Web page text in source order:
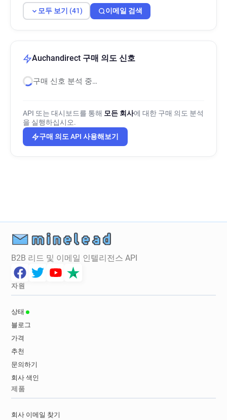
l*********@auchandirect.fr
b******@auchandirect.fr
f***********@auchandirect.fr
i**********@auchandirect.fr
u***********@auchandirect.fr
x********@auchandirect.fr
k************@auchandirect.fr
s********@auchandirect.fr
o*********@auchandirect.fr
s***********@auchandirect.fr
t**********@auchandirect.fr
w************@auchandirect.fr
i*******@auchandirect.fr
x********@auchandirect.fr
f*********@auchandirect.fr
모두 보기 (41) 이메일 검색
Auchandirect 구매 의도 신호
구매 신호 분석 중…
API 또는 대시보드를 통해 모든 회사에 대한 구매 의도 분석
을 실행하십시오.
구매 의도 API 사용해보기
B2B 리드 및 이메일 인텔리전스 API
자원
상태
블로그
가격
추천
문의하기
회사 색인
제품
회사 이메일 찾기